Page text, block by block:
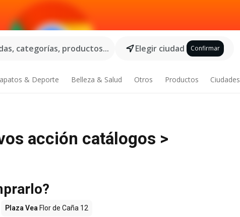
categorías, productos...
Elegir ciudad Confirmar
& Deporte Belleza & Salud Otros Productos Ciudades
acción catálogos >
Plaza Vea Flor de Caña 12